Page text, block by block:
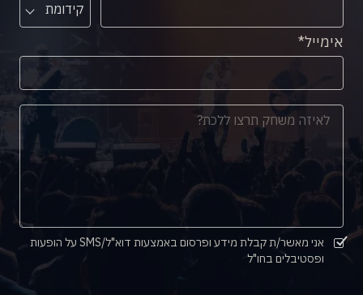
קידומת
אימייל
אני מאשר/ת קבלת מידע ופרסום באמצעות דוא"ל/SMS על הופעות
ופסטיבלים בחו"ל